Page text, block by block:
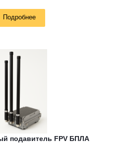
Подробнее
подавитель FPV БПЛА